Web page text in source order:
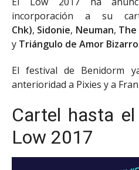
incorporación a su
Chk), Sidonie, Neuman, The
y Triángulo de Amor Bizarro.
El festival de Benidorm
anterioridad a Pixies y a
Cartel hasta
Low 2017